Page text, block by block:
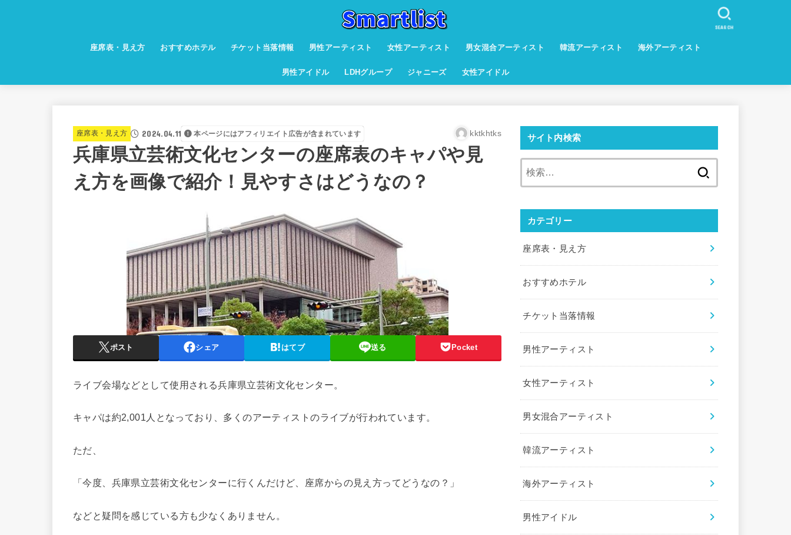
座席表・見え方 おすすめホテル チケット当落情報 男性アーティスト 女性アーティスト 男女混合アーティスト 韓流アーティスト 海外アーティスト
男性アイドル LDHグループ ジャニーズ 女性アイドル
SEARCH
座席表・見え方 2024.04.11 本ページにはアフィリエイト広告が含まれています kktkhtks
兵庫県立芸術文化センターの座席表のキャパや見
え方を画像で紹介！見やすさはどうなの？
ポスト シェア はてブ 送る Pocket
ライブ会場などとして使用される兵庫県立芸術文化センター。
キャパは約2,001人となっており、多くのアーティストのライブが行われています。
ただ、
「今度、兵庫県立芸術文化センターに行くんだけど、座席からの見え方ってどうなの？」
などと疑問を感じている方も少なくありません。
サイト内検索
カテゴリー
座席表・見え方
おすすめホテル
チケット当落情報
男性アーティスト
女性アーティスト
男女混合アーティスト
韓流アーティスト
海外アーティスト
男性アイドル